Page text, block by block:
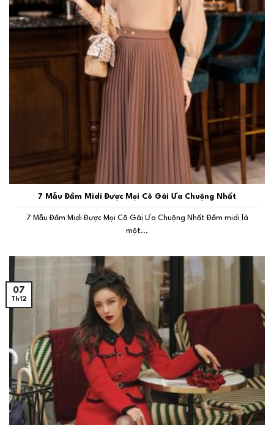
7 Mẫu Đầm Midi Được Mọi Cô Gái Ưa Chuộng Nhất
7 Mẫu Đầm Midi Được Mọi Cô Gái Ưa Chuộng Nhất Đầm midi là
một...
07
Th12